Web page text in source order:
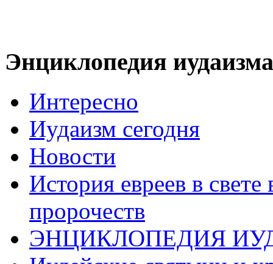
Энциклопедия иудаизма
Интересно
Иудаизм сегодня
Новости
История евреев в
пророчеств
ЭНЦИКЛОПЕДИЯ